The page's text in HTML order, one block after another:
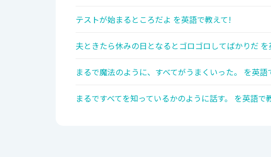
テストが始まるところだよ を英語で教えて!
夫ときたら休みの日となるとゴロゴロしてばかりだ
まるで魔法のように、すべてがうまくいった。 を英語
まるですべてを知っているかのように話す。 を英語で